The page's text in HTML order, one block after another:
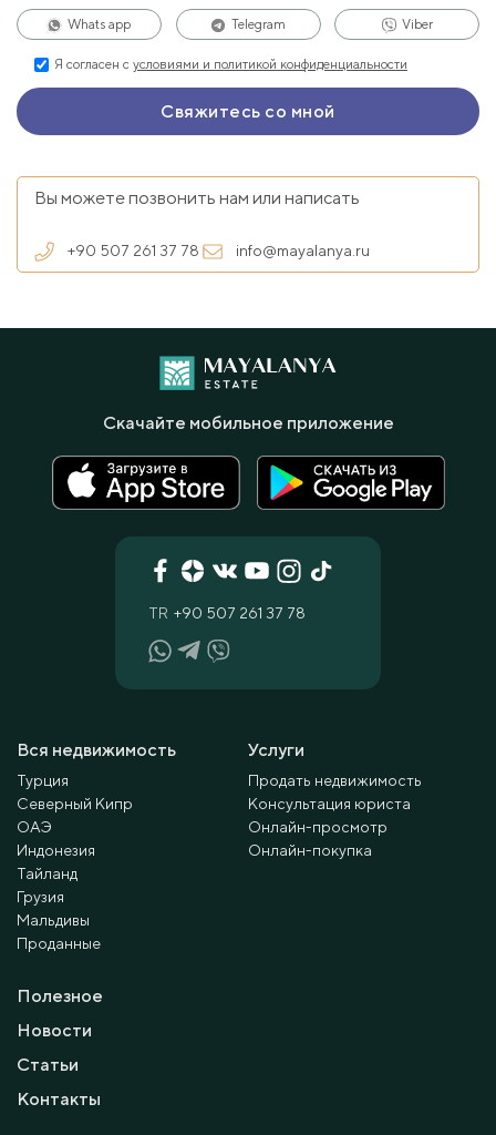
Whats app Telegram Viber
Я согласен с условиями и политикой конфиденциальности
Вы можете позвонить нам или написать
+90 507 261 37 78 info@mayalanya.ru
Вся недвижимость
Турция
Северный Кипр
ОАЭ
Индонезия
Тайланд
Грузия
Мальдивы
Проданные
Услуги
Продать недвижимость
Консультация юриста
Онлайн-просмотр
Онлайн-покупка
Полезное
Новости
Статьи
Контакты
TR +90 507 261 37 78
Скачайте мобильное приложение